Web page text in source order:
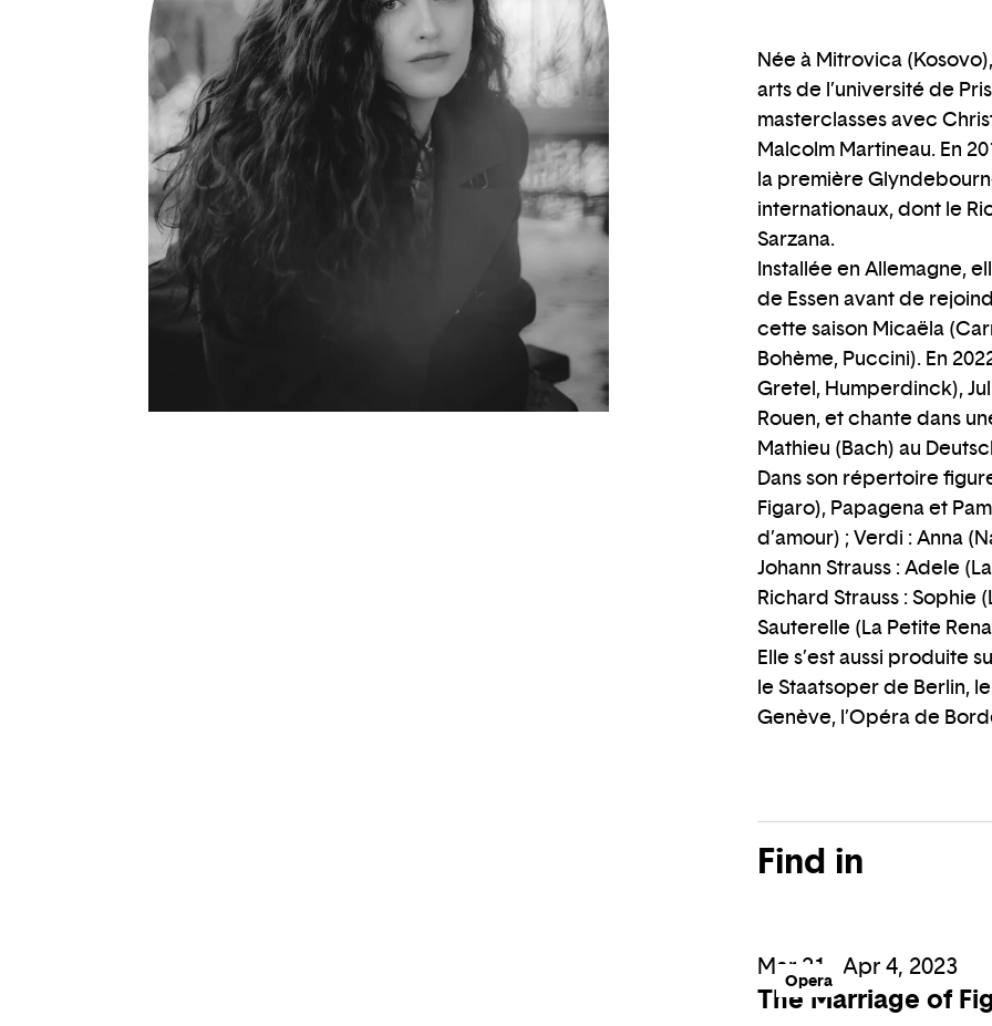
Née à Mitrovica
arts de l’université de
masterclasses avec
Malcolm Martineau. En
la première
internationaux, dont le
Sarzana.
Installée en Allemagne,
de Essen avant de
cette saison Micaëla
Bohème, Puccini). En
Gretel, Humperdinck),
Rouen, et chante dans
Mathieu (Bach) au
Dans son répertoire
Figaro), Papagena et
d’amour) ; Verdi : Anna
Johann Strauss : Adele
Richard Strauss : Sophie
Sauterelle (La Petite
Elle s’est aussi produite
le Staatsoper de Berlin,
Genève, l’Opéra de
Find in
Opera
Mar 21 - Apr 4, 2023
The Marriage of